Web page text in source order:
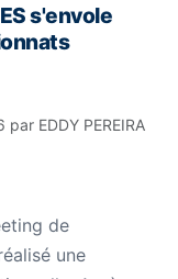
s'envole
par EDDY PEREIRA
de
une